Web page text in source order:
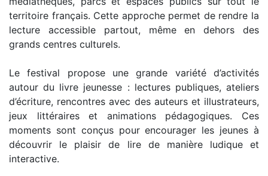
territoire français. Cette approche permet de rendre la
lecture accessible partout, même en dehors des
grands centres culturels.
Le festival propose une grande variété d’activités
autour du livre jeunesse : lectures publiques, ateliers
d’écriture, rencontres avec des auteurs et illustrateurs,
jeux littéraires et animations pédagogiques. Ces
moments sont conçus pour encourager les jeunes à
découvrir le plaisir de lire de manière ludique et
interactive.